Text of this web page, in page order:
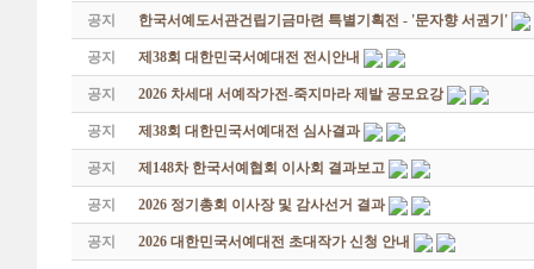
공지 한국서예도서관건립기금마련 특별기획전 - '문자향 서권기'
공지 제38회 대한민국서예대전 전시안내
공지 2026 차세대 서예작가전-죽지마라 제발 공모요강
공지 제38회 대한민국서예대전 심사결과
공지 제148차 한국서예협회 이사회 결과보고
공지 2026 정기총회 이사장 및 감사선거 결과
공지 2026 대한민국서예대전 초대작가 신청 안내